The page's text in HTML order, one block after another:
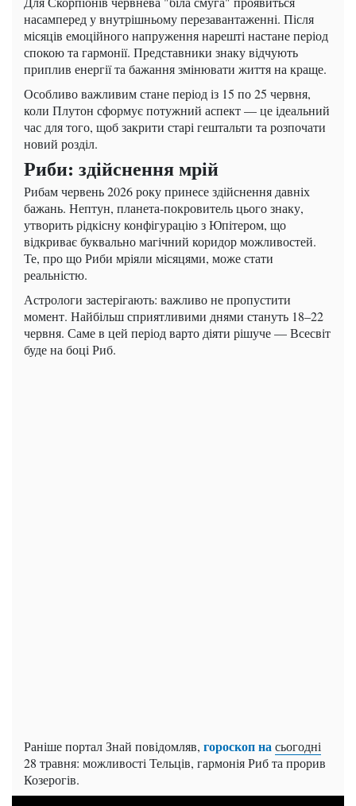
насамперед у внутрішньому перезавантаженні. Після
місяців емоційного напруження нарешті настане період
спокою та гармонії. Представники знаку відчують
приплив енергії та бажання змінювати життя на краще.
Особливо важливим стане період із 15 по 25 червня,
коли Плутон сформує потужний аспект — це ідеальний
час для того, щоб закрити старі гештальти та розпочати
новий розділ.
Риби: здійснення мрій
Рибам червень 2026 року принесе здійснення давніх
бажань. Нептун, планета-покровитель цього знаку,
утворить рідкісну конфігурацію з Юпітером, що
відкриває буквально магічний коридор можливостей.
Те, про що Риби мріяли місяцями, може стати
реальністю.
Астрологи застерігають: важливо не пропустити
момент. Найбільш сприятливими днями стануть 18–22
червня. Саме в цей період варто діяти рішуче — Всесвіт
буде на боці Риб.
Раніше портал Знай повідомляв, гороскоп насьогодні
28 травня: можливості Тельців, гармонія Риб та прорив
Козерогів.